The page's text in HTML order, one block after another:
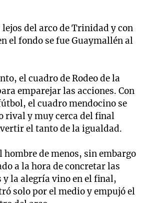
lejos del arco de Trinidad y con
el fondo se fue Guaymallén al
el cuadro de Rodeo de la
emparejar las acciones. Con
el cuadro mendocino se
rival y muy cerca del final
el tanto de la igualdad.
hombre de menos, sin embargo
a la hora de concretar las
la alegría vino en el final,
solo por el medio y empujó el